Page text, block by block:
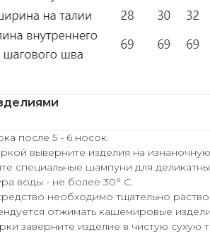
после 5 - 6 носок.
выверните изделия на
специальные шампуни для
воды - не более 30° С.
необходимо тщательно
отжимать кашемировые
заверните изделие в чистую